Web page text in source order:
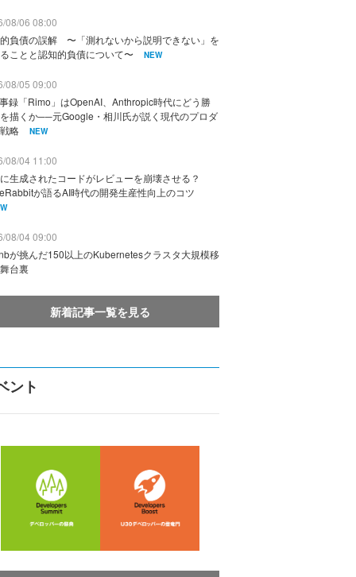
08/06 08:00
負債の誤解 〜「測れないから説明できない」を
ことと認知的負債について〜
NEW
08/05 09:00
録「Rimo」はOpenAI、Anthropic時代にどう勝
描くか──元Google・相川氏が説く現代のプロダ
略
NEW
08/04 11:00
生成されたコードがレビューを崩壊させる？
が語るAI時代の開発生産性向上のコツ
08/04 09:00
が挑んだ150以上のKubernetesクラスタ大規模移
台裏
新着記事一覧を見る
ント